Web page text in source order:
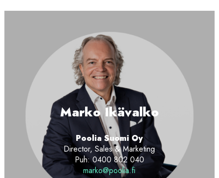
Marko Ikävalko
Poolia Suomi Oy
Director, Sales & Marketing
Puh: 0400 802 040
marko@poolia.fi